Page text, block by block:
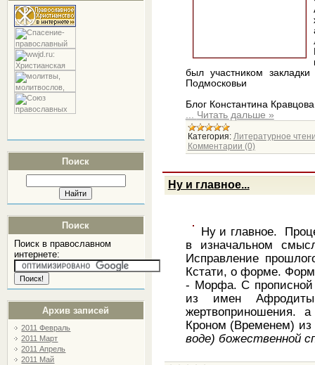
Поиск
Поиск
Поиск в православном
интернете:
Архив записей
2011 Февраль
2011 Март
2011 Апрель
2011 Май
был участником
Подмосковьи
Блог Константина
... Читать дальше »
Категория: Литературное
Комментарии (0)
Ну и главное...
Ну и главное.
в изначальном
Исправление
Кстати, о форме.
- Морфа. С прописной
из имен
жертвоприношения.
Кроном (Временем) из
воде) божественной